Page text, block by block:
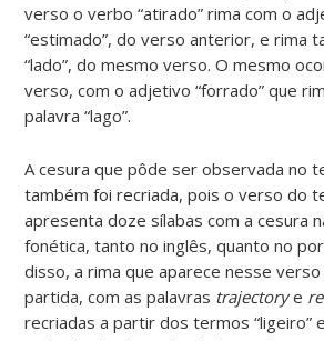
verso o verbo “atirado” rima com o
“estimado”, do verso anterior, e rima
“lado”, do mesmo verso. O mesmo
verso, com o adjetivo “forrado” que
palavra “lago”.
A cesura que pôde ser observada no
também foi recriada, pois o verso do
apresenta doze sílabas com a cesura
fonética, tanto no inglês, quanto no
disso, a rima que aparece nesse
partida, com as palavras trajectorye
recriadas a partir dos termos “ligeiro”